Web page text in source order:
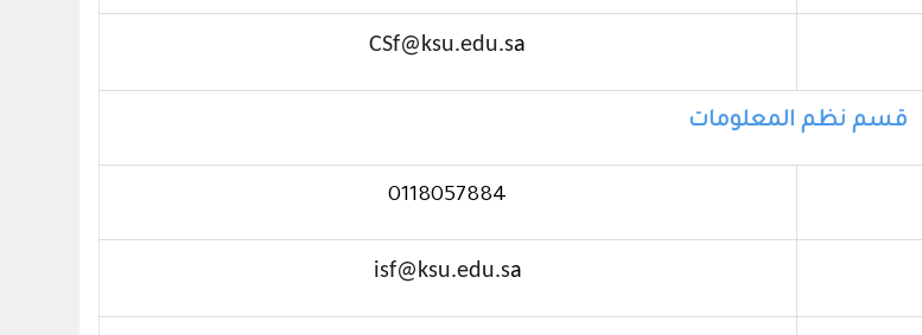
CSf@ksu.edu.sa
قسم نظم المعلومات
0118057884
isf@ksu.edu.sa